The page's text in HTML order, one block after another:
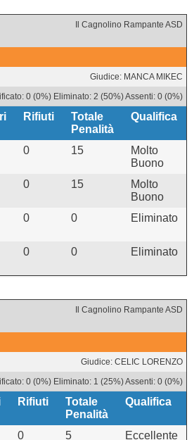
Il Cagnolino Rampante ASD
Giudice: MANCA MIKEC
0 (0%) Eliminato: 2 (50%) Assenti: 0 (0%)
Rifiuti
Totale
Penalità
Qualifica
0 15
Molto
Buono
0 15
Molto
Buono
0 0 Eliminato
0 0 Eliminato
Il Cagnolino Rampante ASD
Giudice: CELIC LORENZO
0 (0%) Eliminato: 1 (25%) Assenti: 0 (0%)
Rifiuti
Totale
Penalità
Qualifica
0 5 Eccellente